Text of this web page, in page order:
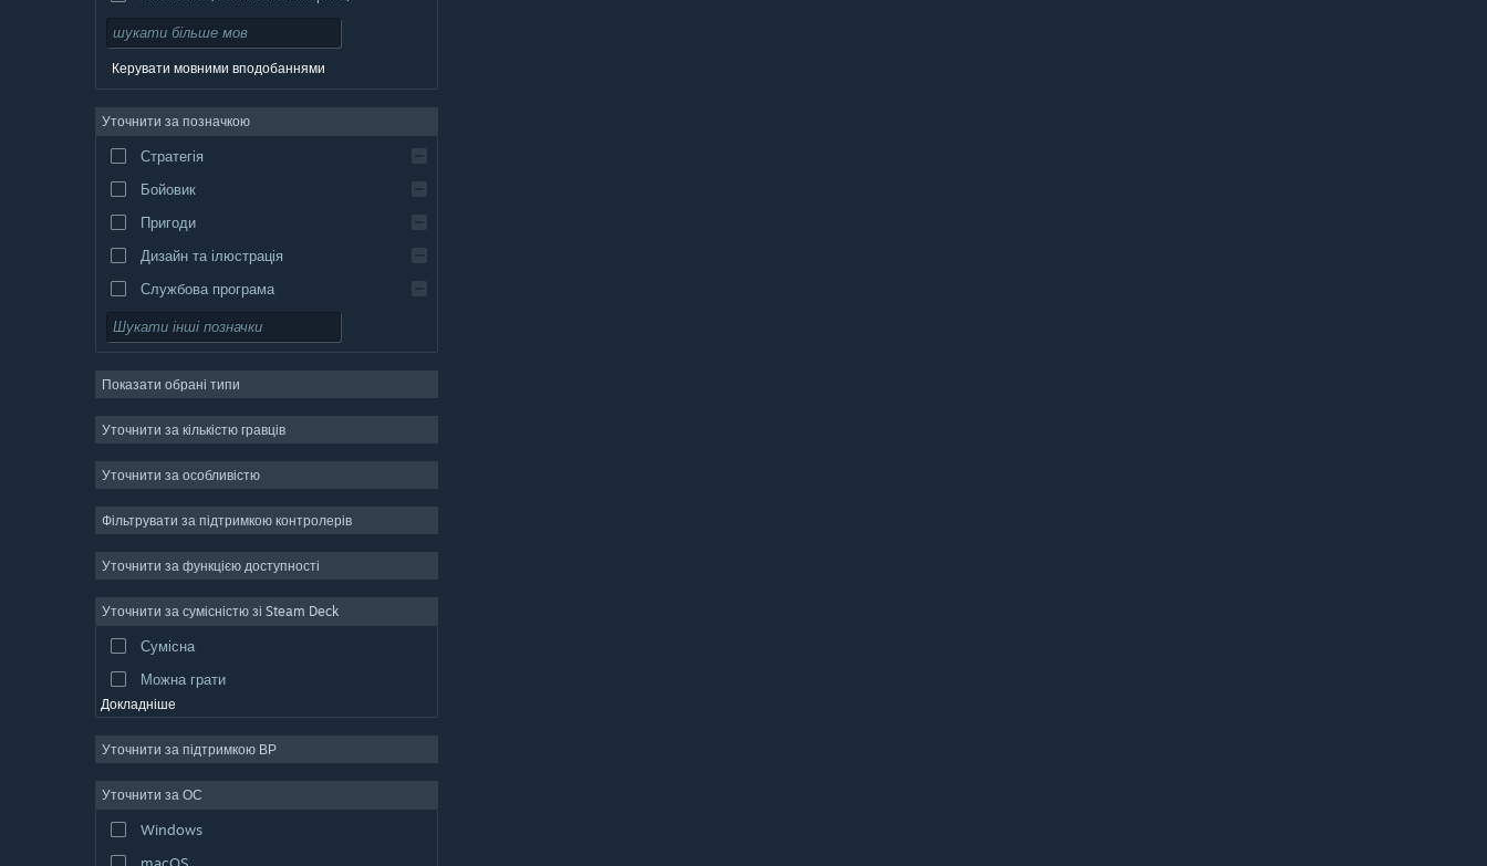
Керувати мовними вподобаннями
Уточнити за позначкою
Стратегія
Бойовик
Пригоди
Дизайн та ілюстрація
Службова програма
Вільний доступ
Масова багатокористувацька
Симулятор
Створення відео
Обробка фотографій
Показати обрані типи
Уточнити за кількістю гравців
Уточнити за особливістю
Фільтрувати за підтримкою контролерів
Уточнити за функцією доступності
Уточнити за сумісністю зі Steam Deck
Сумісна
Можна грати
Докладніше
Уточнити за підтримкою ВР
Уточнити за ОС
Windows